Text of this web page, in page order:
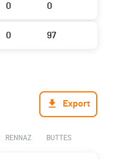
0 0
0 97
Export
RENNAZ BUTTES